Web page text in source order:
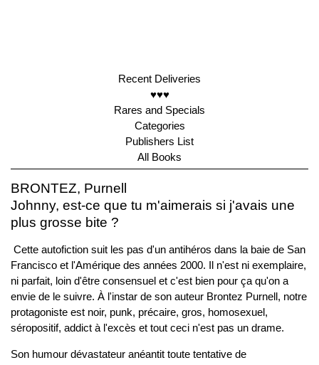
Recent Deliveries
♥♥♥
Rares and Specials
Categories
Publishers List
All Books
BRONTEZ, Purnell
Johnny, est-ce que tu m'aimerais si j'avais une
plus grosse bite ?
Cette autofiction suit les pas d'un antihéros dans la baie de San
Francisco et l'Amérique des années 2000. Il n'est ni exemplaire,
ni parfait, loin d'être consensuel et c'est bien pour ça qu'on a
envie de le suivre. À l'instar de son auteur Brontez Purnell, notre
protagoniste est noir, punk, précaire, gros, homosexuel,
séropositif, addict à l'excès et tout ceci n'est pas un drame.
Son humour dévastateur anéantit toute tentative de